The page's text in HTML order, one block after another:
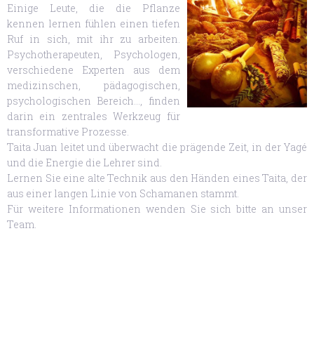
Einige Leute, die die Pflanze
kennen lernen fühlen einen tiefen
Ruf in sich, mit ihr zu arbeiten.
Psychotherapeuten, Psychologen,
verschiedene Experten aus dem
medizinschen, pädagogischen,
psychologischen Bereich…, finden
darin ein zentrales Werkzeug für
transformative Prozesse.
Taita Juan leitet und überwacht die prägende Zeit, in der Yagé
und die Energie die Lehrer sind.
Lernen Sie eine alte Technik aus den Händen eines Taita, der
aus einer langen Linie von Schamanen stammt.
Für weitere Informationen wenden Sie sich bitte an unser
Team.